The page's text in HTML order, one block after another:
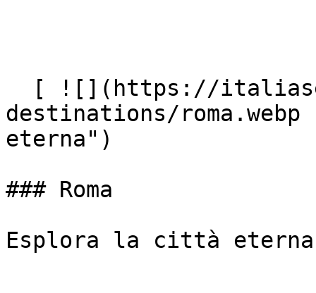
destinations/
eterna")
### Roma
Esplora la città eterna